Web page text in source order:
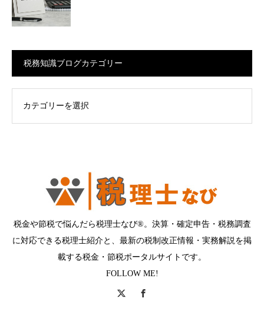
税務知識ブログカテゴリー
税金や節税で悩んだら税理士なび®。決算・確定申告・税務調査
に対応できる税理士紹介と、最新の税制改正情報・実務解説を掲
載する税金・節税ポータルサイトです。
FOLLOW ME!